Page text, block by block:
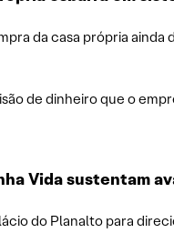
da casa própria
de dinheiro que o
Vida sustentam
do Planalto para